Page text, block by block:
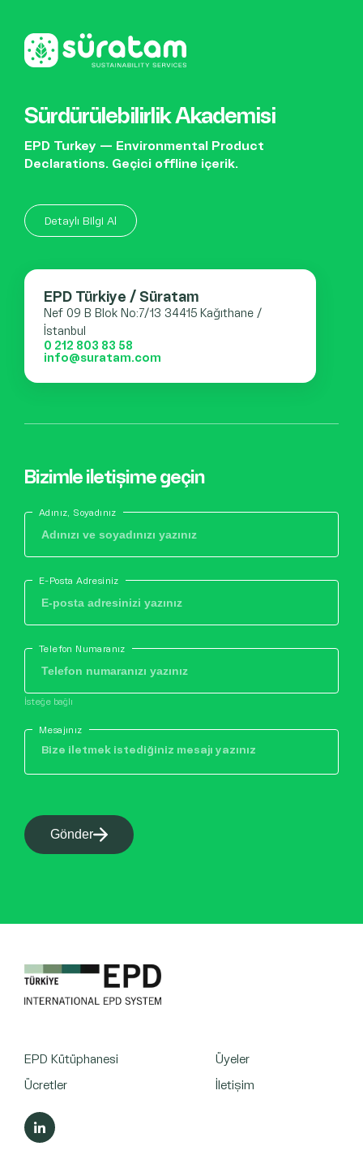
Sürdürülebilirlik Akademisi
EPD Turkey — Environmental Product
Declarations. Geçici offline içerik.
Detaylı Bilgi Al
EPD Türkiye / Süratam
Nef 09 B Blok No:7/13 34415 Kağıthane /
İstanbul
0 212 803 83 58
info@suratam.com
Bizimle iletişime geçin
Adınız, Soyadınız
E-Posta Adresiniz
Telefon Numaranız
İsteğe bağlı
Mesajınız
Gönder
EPD Kütüphanesi
Üyeler
Ücretler
İletişim